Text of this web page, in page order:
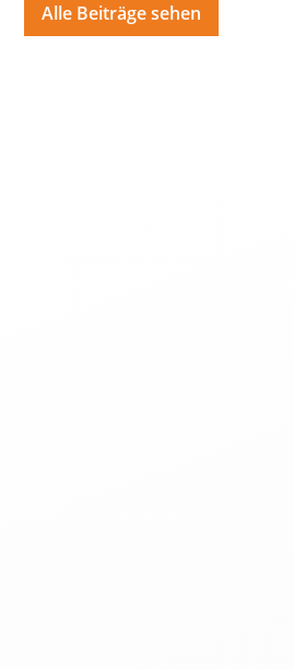
Alle Beiträge sehen